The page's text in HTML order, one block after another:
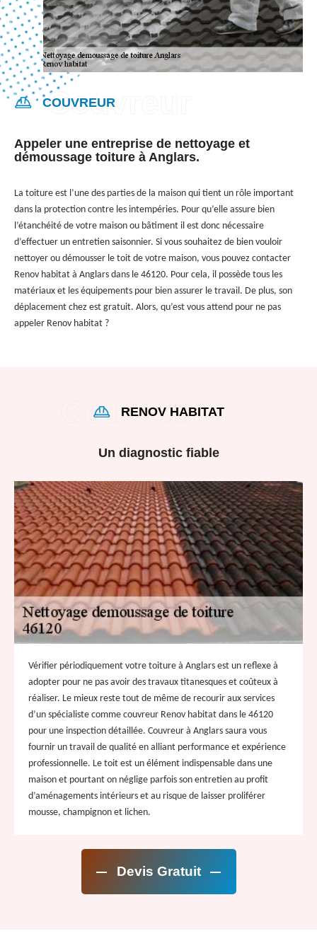
COUVREUR
Appeler une entreprise de nettoyage et
démoussage toiture à Anglars.
La toiture est l’une des parties de la maison qui tient un rôle important
dans la protection contre les intempéries. Pour qu’elle assure bien
l’étanchéité de votre maison ou bâtiment il est donc nécessaire
d’effectuer un entretien saisonnier. Si vous souhaitez de bien vouloir
nettoyer ou démousser le toit de votre maison, vous pouvez contacter
Renov habitat à Anglars dans le 46120. Pour cela, il possède tous les
matériaux et les équipements pour bien assurer le travail. De plus, son
déplacement chez est gratuit. Alors, qu’est vous attend pour ne pas
appeler Renov habitat ?
RENOV HABITAT
Un diagnostic fiable
Vérifier périodiquement votre toiture à Anglars est un reflexe à
adopter pour ne pas avoir des travaux titanesques et coûteux à
réaliser. Le mieux reste tout de même de recourir aux services
d’un spécialiste comme couvreur Renov habitat dans le 46120
pour une inspection détaillée. Couvreur à Anglars saura vous
fournir un travail de qualité en alliant performance et expérience
professionnelle. Le toit est un élément indispensable dans une
maison et pourtant on néglige parfois son entretien au profit
d’aménagements intérieurs et au risque de laisser proliférer
mousse, champignon et lichen.
Devis Gratuit